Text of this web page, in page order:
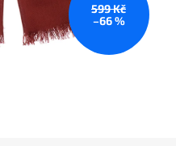
599 Kč
–66 %